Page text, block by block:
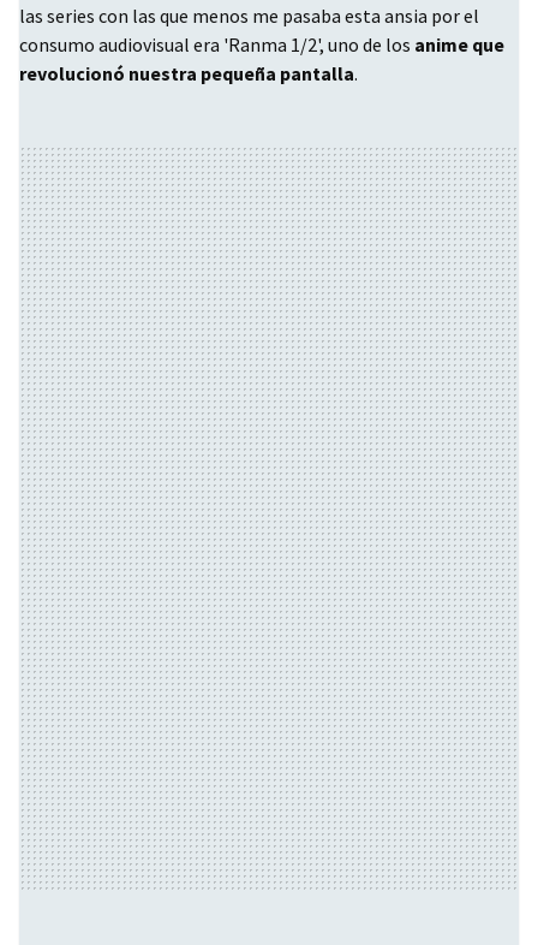
las series con las que menos me pasaba esta ansia por el
consumo audiovisual era 'Ranma 1/2', uno de los anime que
revolucionó nuestra pequeña pantalla.